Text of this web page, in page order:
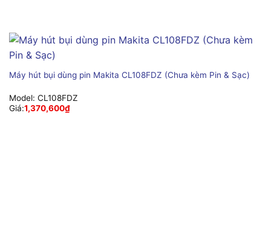
Máy hút bụi dùng pin Makita CL108FDZ (Chưa kèm Pin & Sạc)
Model: CL108FDZ
Giá:1,370,600₫